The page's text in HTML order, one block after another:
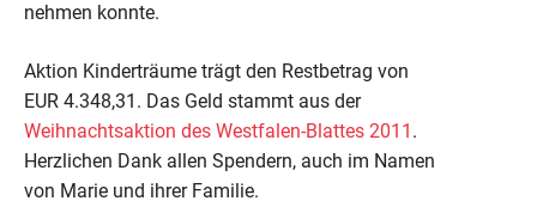
nehmen konnte.
Aktion Kinderträume trägt den Restbetrag von
EUR 4.348,31. Das Geld stammt aus der
Weihnachtsaktion des Westfalen-Blattes 2011 .
Herzlichen Dank allen Spendern, auch im Namen
von Marie und ihrer Familie.